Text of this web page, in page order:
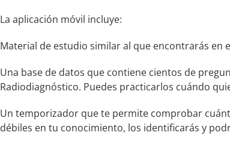
La aplicación móvil incluye:
Material de estudio similar al que encontrarás en
Una base de datos que contiene cientos de
Radiodiagnóstico. Puedes practicarlos cuándo
Un temporizador que te permite comprobar
débiles en tu conocimiento, los identificarás y